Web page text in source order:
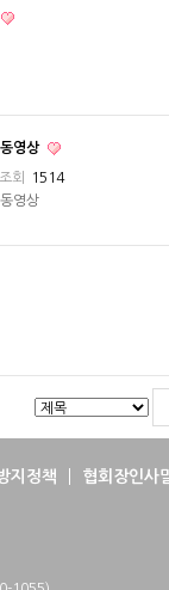
영상
조회
1514
영상
지정책 협회장인사